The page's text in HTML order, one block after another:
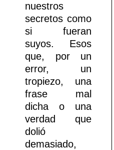
nuestros
secretos como
si fueran
suyos. Esos
que, por un
error, un
tropiezo, una
frase mal
dicha o una
verdad que
dolió
demasiado,